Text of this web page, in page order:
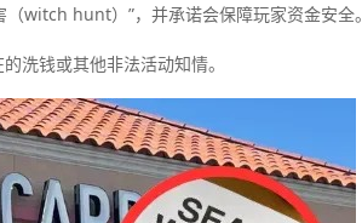
witch hunt）”，并承诺会保障玩家资金安全。
洗钱或其他非法活动知情。